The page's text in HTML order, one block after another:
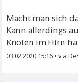
Macht man sich
Kann allerdings
Knoten im Hirn
03.02.2020 15:16 •